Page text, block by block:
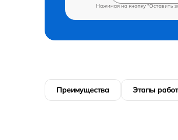
Нажимая на кнопку "Оставить
Преимущества Этапы работ